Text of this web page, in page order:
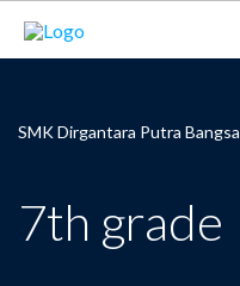
SMK Dirgantara Putra Bangsa
7th grade